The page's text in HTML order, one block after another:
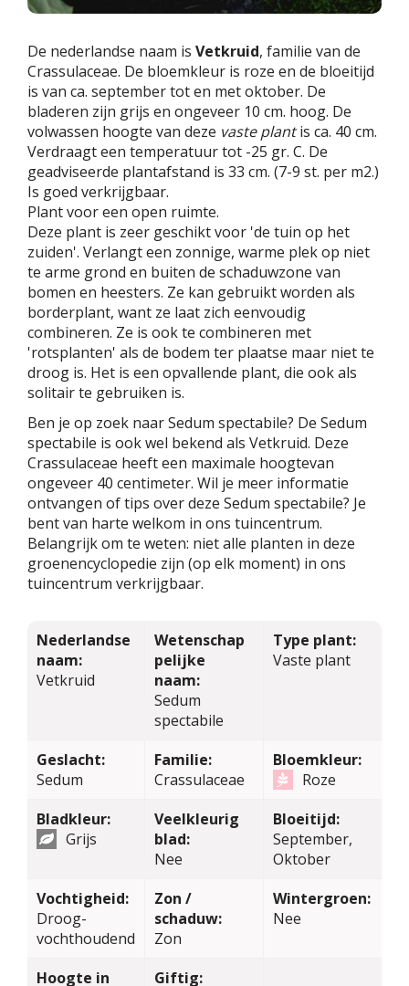
De nederlandse naam is Vetkruid, familie van de
Crassulaceae. De bloemkleur is roze en de bloeitijd
is van ca. september tot en met oktober. De
bladeren zijn grijs en ongeveer 10 cm. hoog. De
volwassen hoogte van deze vaste plantis ca. 40 cm.
Verdraagt een temperatuur tot -25 gr. C. De
geadviseerde plantafstand is 33 cm. (7-9 st. per m2.)
Is goed verkrijgbaar.
Plant voor een open ruimte.
Deze plant is zeer geschikt voor 'de tuin op het
zuiden'. Verlangt een zonnige, warme plek op niet
te arme grond en buiten de schaduwzone van
bomen en heesters. Ze kan gebruikt worden als
borderplant, want ze laat zich eenvoudig
combineren. Ze is ook te combineren met
'rotsplanten' als de bodem ter plaatse maar niet te
droog is. Het is een opvallende plant, die ook als
solitair te gebruiken is.
Ben je op zoek naar Sedum spectabile? De Sedum
spectabile is ook wel bekend als Vetkruid. Deze
Crassulaceae heeft een maximale hoogtevan
ongeveer 40 centimeter. Wil je meer informatie
ontvangen of tips over deze Sedum spectabile? Je
bent van harte welkom in ons tuincentrum.
Belangrijk om te weten: niet alle planten in deze
groenencyclopedie zijn (op elk moment) in ons
tuincentrum verkrijgbaar.
Nederlandse
naam:
Vetkruid
Wetenschap
pelijke
naam:
Sedum
spectabile
Type plant:
Vaste plant
Geslacht:
Sedum
Familie:
Crassulaceae
Bloemkleur:
Roze
Bladkleur:
Grijs
Veelkleurig
blad:
Nee
Bloeitijd:
September,
Oktober
Vochtigheid:
Droog-
vochthoudend
Zon /
schaduw:
Zon
Wintergroen:
Nee
Hoogte in
Giftig: